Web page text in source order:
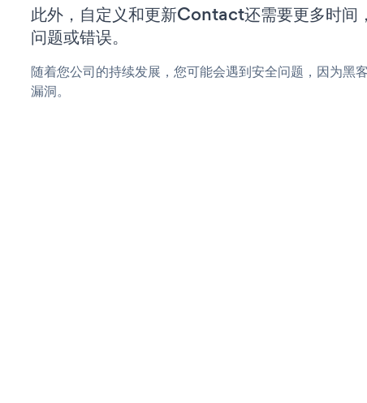
此外，自定义和更新Contact还需要更多时间
问题或错误。
随着您公司的持续发展，您可能会遇到安全问题，因为黑
漏洞。